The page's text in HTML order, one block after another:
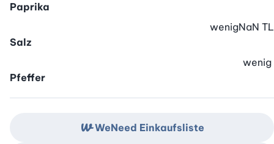
Paprika
Salz
wenigNaN TL
Pfeffer
wenig
WeNeed Einkaufsliste